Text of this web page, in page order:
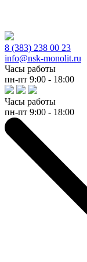
8 (383) 238 00 23
info@nsk-monolit.ru
Часы работы
пн-пт 9:00 - 18:00
Часы работы
пн-пт 9:00 - 18:00